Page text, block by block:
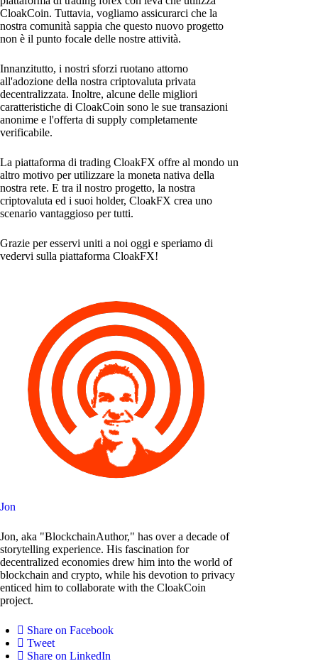
CloakCoin. Tuttavia, vogliamo assicurarci che la
nostra comunità sappia che questo nuovo progetto
non è il punto focale delle nostre attività.
Innanzitutto, i nostri sforzi ruotano attorno
all'adozione della nostra criptovaluta privata
decentralizzata. Inoltre, alcune delle migliori
caratteristiche di CloakCoin sono le sue transazioni
anonime e l'offerta di supply completamente
verificabile.
La piattaforma di trading CloakFX offre al mondo un
altro motivo per utilizzare la moneta nativa della
nostra rete. E tra il nostro progetto, la nostra
criptovaluta ed i suoi holder, CloakFX crea uno
scenario vantaggioso per tutti.
Grazie per esservi uniti a noi oggi e speriamo di
vedervi sulla piattaforma CloakFX!
Jon
Jon, aka "BlockchainAuthor," has over a decade of
storytelling experience. His fascination for
decentralized economies drew him into the world of
blockchain and crypto, while his devotion to privacy
enticed him to collaborate with the CloakCoin
project.
Share on Facebook
Tweet
Share on LinkedIn